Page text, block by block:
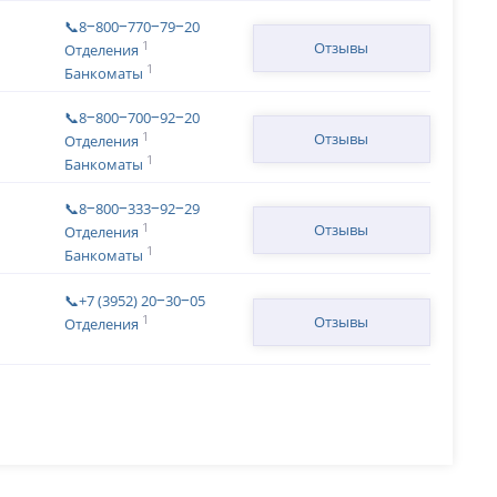
📞8‒800‒770‒79‒20
Отделения 1
Банкоматы 1
Отзывы
📞8‒800‒700‒92‒20
Отделения 1
Банкоматы 1
Отзывы
📞8‒800‒333‒92‒29
Отделения 1
Банкоматы 1
Отзывы
📞+7 (3952) 20‒30‒05
Отделения 1 Отзывы